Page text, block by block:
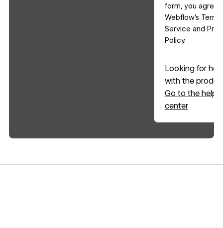
form, you agree
Webflow’s
Service and
Policy.
Looking for
with the
Go to the help
center